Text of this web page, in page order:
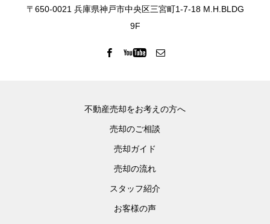
〒650-0021 兵庫県神戸市中央区三宮町1-7-18 M.H.BLDG
9F
不動産売却をお考えの方へ
売却のご相談
売却ガイド
売却の流れ
スタッフ紹介
お客様の声